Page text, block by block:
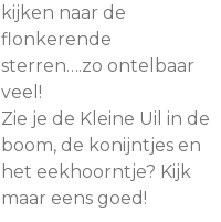
kijken naar de
flonkerende
sterren….zo ontelbaar
veel!
Zie je de Kleine Uil in de
boom, de konijntjes en
het eekhoorntje? Kijk
maar eens goed!